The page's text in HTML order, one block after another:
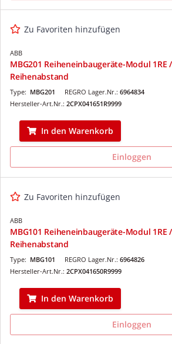
Zu Favoriten hinzufügen
ABB
MBG201 Reiheneinbaugeräte-Modul 1RE
Reihenabstand
REGRO Lager.Nr.: 6964834
Type: MBG201
Hersteller-Art.Nr.: 2CPX041651R9999
In den Warenkorb
Einloggen
Zu Favoriten hinzufügen
ABB
MBG101 Reiheneinbaugeräte-Modul 1RE
Reihenabstand
REGRO Lager.Nr.: 6964826
Type: MBG101
Hersteller-Art.Nr.: 2CPX041650R9999
In den Warenkorb
Einloggen